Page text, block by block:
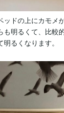
ッドの上にカモメ
も明るくて、比較
るくなります。